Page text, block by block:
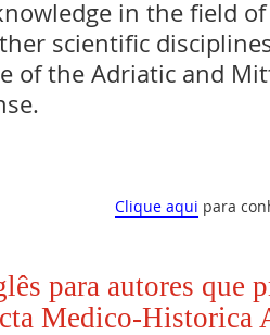
in the field
scientific
of the Adriatic and
Clique aqui para
para autores que
Medico-Historica